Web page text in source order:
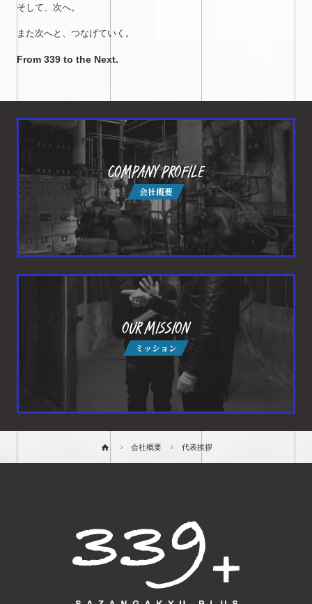
そして、次へ。
また次へと、つなげていく。
From 339 to the Next.
COMPANY PROFILE
会社概要
OUR MISSION
ミッション
> 会社概要 > 代表挨拶